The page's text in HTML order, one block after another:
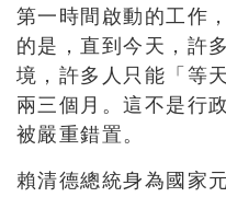
第一時間啟動的工作
的是，直到今天，許
境，許多人只能「等
兩三個月。這不是行
被嚴重錯置。
賴清德總統身為國家